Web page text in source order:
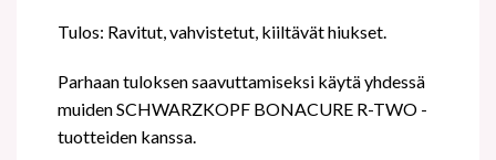
Tulos: Ravitut, vahvistetut, kiiltävät hiukset.
Parhaan tuloksen saavuttamiseksi käytä yhdessä
muiden SCHWARZKOPF BONACURE R-TWO -
tuotteiden kanssa.